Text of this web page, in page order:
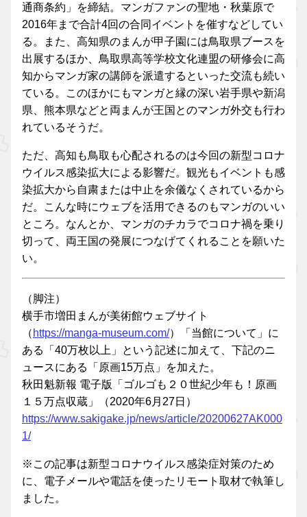
通商条約」を締結。マンガファンの聖地・秋葉原で
2016年まで合計4回の合同イベントを催すなどしてい
る。また、高知県のまんが甲子園には鳥取県ブースを
出展するほか、鳥取県高等学校文化連盟の研修会に高
知からマンガ家の講師を派遣するといった交流も続い
ている。このほかにもマンガと縁の深い岩手県や新潟
県、熊本県などと両まんが王国とのマンガ外交も行わ
れているそうだ。
ただ、高知も鳥取も心配されるのは今回の新型コロナ
ウイルス感染拡大による影響だ。観光もイベントも感
染拡大から自粛または中止を余儀なくされているから
だ。こんな時にウェブを活用できるのもマンガのいい
ところ。なんとか、マンガのチカラでコロナ禍を乗り
切って、両王国の発展につなげてくれることを願いた
い。
（脚注）
横手市増田まんが美術館ウェブサイト
（ https://manga-museum.com/）「当館について」に
ある「40万枚以上」という記述に加えて、下記のニ
ュースにある「原画15万点」を加えた。
秋田魁新報 電子版「ゴルゴも２０世紀少年も！原画
１５万点収蔵」（2020年6月27日）
https://www.sakigake.jp/news/article/20200627AK000
1/
※この記事は新型コロナウイルス感染症対策のため
に、電子メールや電話を使ったリモート取材で執筆し
ました。